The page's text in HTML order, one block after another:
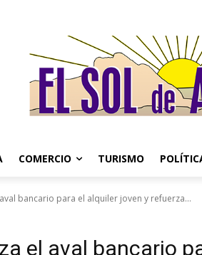
COMERCIO TURISMO
bancario para el alquiler joven y refuerza...
el aval bancario